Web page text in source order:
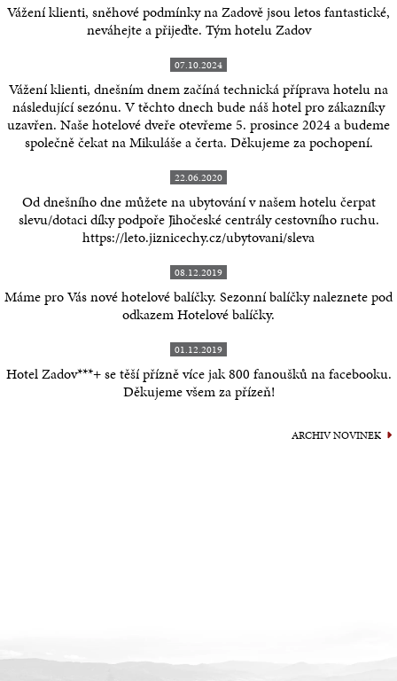
Vážení klienti, sněhové podmínky na Zadově jsou letos fantastické,
neváhejte a přijeďte. Tým hotelu Zadov
07.10.2024
Vážení klienti, dnešním dnem začíná technická příprava hotelu na
následující sezónu. V těchto dnech bude náš hotel pro zákazníky
uzavřen. Naše hotelové dveře otevřeme 5. prosince 2024 a budeme
společně čekat na Mikuláše a čerta. Děkujeme za pochopení.
22.06.2020
Od dnešního dne můžete na ubytování v našem hotelu čerpat
slevu/dotaci díky podpoře Jihočeské centrály cestovního ruchu.
https://leto.jiznicechy.cz/ubytovani/sleva
08.12.2019
Máme pro Vás nové hotelové balíčky. Sezonní balíčky naleznete pod
odkazem Hotelové balíčky.
01.12.2019
Hotel Zadov***+ se těší přízně více jak 800 fanoušků na facebooku.
Děkujeme všem za přízeň!
ARCHIV NOVINEK